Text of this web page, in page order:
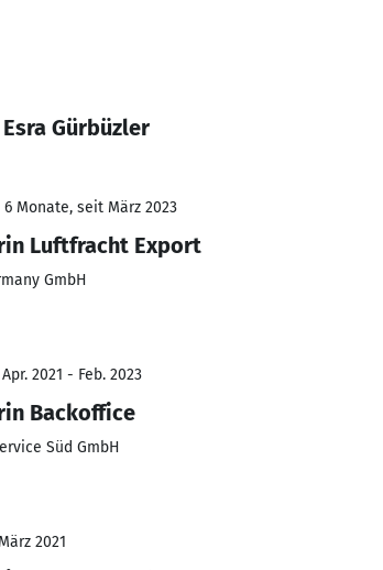
Gürbüzler
6 Monate, seit März 2023
Luftfracht Export
GmbH
2021 - Feb. 2023
Backoffice
Süd GmbH
2021